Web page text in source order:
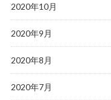
2020年10月
2020年9月
2020年8月
2020年7月